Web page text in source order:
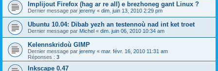
Implijout Firefox (hag ar re all) e brezhoneg gant Linux ?
Dernier message par jeremy « dim. juin 13, 2010 2:29 pm
Ubuntu 10.04: Dibab yezh an testennoù nad int ket troet
Dernier message par Michel « dim. juin 06, 2010 10:34 am
Kelennskridoù GIMP
Dernier message par jeremy « mar. févr. 16, 2010 11:31 am
Réponses : 3
Inkscape 0.47